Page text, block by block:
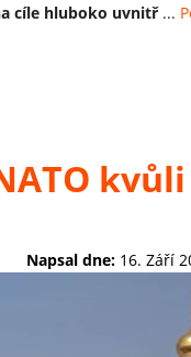
cíle hluboko uvnitř...
kvůli
Napsal dne: 16. Září